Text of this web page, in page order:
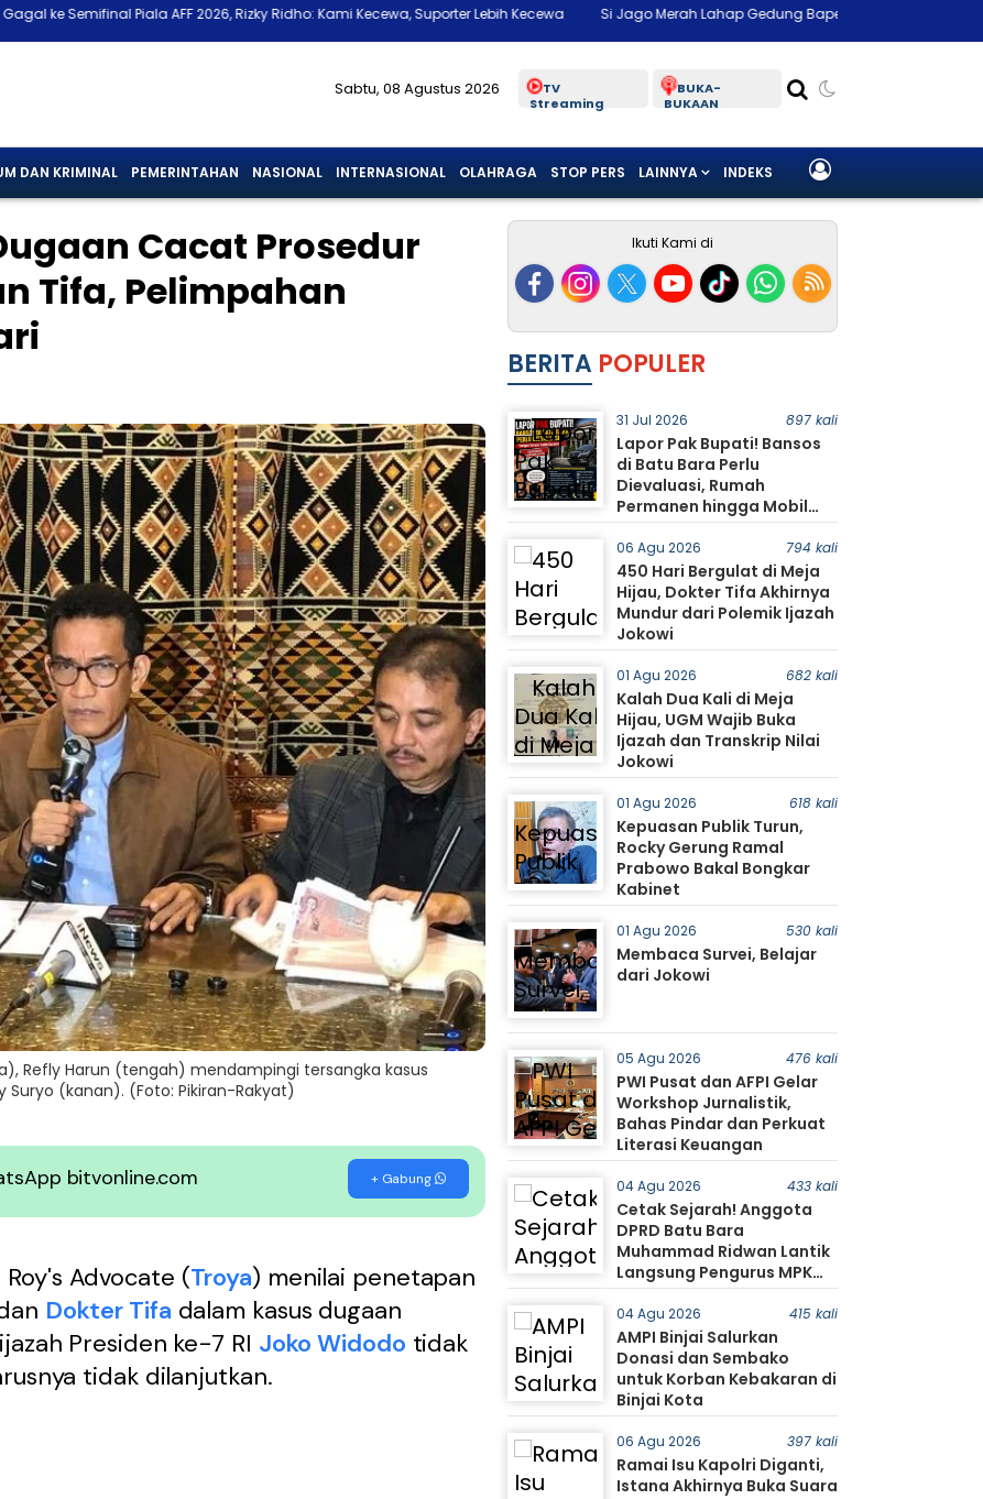
AFF 2026, Rizky Ridho: Kami Kecewa, Suporter Lebih Kecewa Si Jago Merah Lahap Gedung Bapenda DKI Jakarta, Api Membesar hingga
Sabtu, 08 Agustus 2026
TV
Streaming
BUKA-
BUKAAN
DAN KRIMINAL PEMERINTAHAN NASIONAL INTERNASIONAL OLAHRAGA STOP PERS LAINNYA INDEKS
Cacat Prosedur
Tifa, Pelimpahan
Refly Harun (tengah) mendampingi tersangka kasus
Suryo (kanan). (Foto: Pikiran-Rakyat)
bitvonline.com + Gabung
Advocate (Troya) menilai penetapan
Dokter Tifa dalam kasus dugaan
Presiden ke-7 RI Joko Widodo tidak
tidak dilanjutkan.
Ikuti Kami di
BERITA POPULER
31 Jul 2026 897 kali
Lapor Pak Bupati! Bansos
di Batu Bara Perlu
Dievaluasi, Rumah
Permanen hingga Mobil
Jadi Sorotan Warga
06 Agu 2026 794 kali
450 Hari Bergulat di Meja
Hijau, Dokter Tifa Akhirnya
Mundur dari Polemik Ijazah
Jokowi
01 Agu 2026 682 kali
Kalah Dua Kali di Meja
Hijau, UGM Wajib Buka
Ijazah dan Transkrip Nilai
Jokowi
01 Agu 2026 618 kali
Kepuasan Publik Turun,
Rocky Gerung Ramal
Prabowo Bakal Bongkar
Kabinet
01 Agu 2026 530 kali
Membaca Survei, Belajar
dari Jokowi
05 Agu 2026 476 kali
PWI Pusat dan AFPI Gelar
Workshop Jurnalistik,
Bahas Pindar dan Perkuat
Literasi Keuangan
04 Agu 2026 433 kali
Cetak Sejarah! Anggota
DPRD Batu Bara
Muhammad Ridwan Lantik
Langsung Pengurus MPK
SMA Negeri 1 Tanjung Tiram
04 Agu 2026 415 kali
AMPI Binjai Salurkan
Donasi dan Sembako
untuk Korban Kebakaran di
Binjai Kota
06 Agu 2026 397 kali
Ramai Isu Kapolri Diganti,
Istana Akhirnya Buka Suara